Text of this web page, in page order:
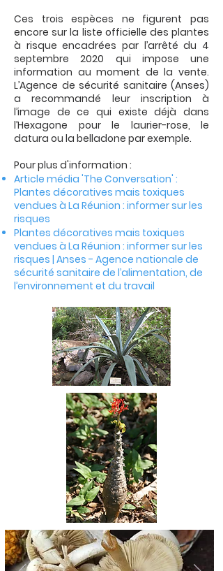
Ces trois espèces ne figurent pas
encore sur la liste officielle des plantes
à risque encadrées par l’arrêté du 4
septembre 2020 qui impose une
information au moment de la vente.
L’Agence de sécurité sanitaire (Anses)
a recommandé leur inscription à
l’image de ce qui existe déjà dans
l’Hexagone pour le laurier-rose, le
datura ou la belladone par exemple.
Pour plus d'information :
Article média 'The Conversation' :
Plantes décoratives mais toxiques
vendues à La Réunion : informer sur les
risques
Plantes décoratives mais toxiques
vendues à La Réunion : informer sur les
risques | Anses - Agence nationale de
sécurité sanitaire de l’alimentation, de
l’environnement et du travail